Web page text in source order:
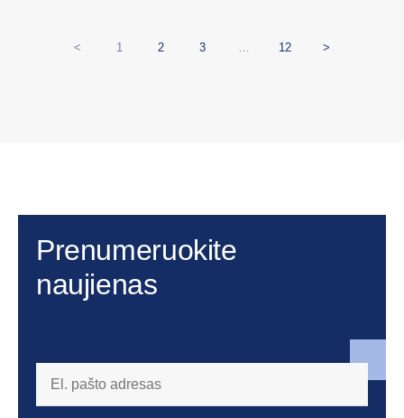
< 1 2 3 … 12 >
Prenumeruokite
naujienas